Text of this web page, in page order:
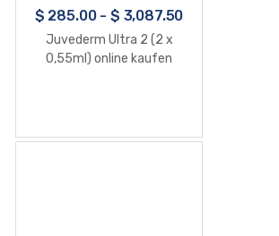
$ 285.00- $ 3,087.50
Juvederm Ultra 2 (2 x
0,55ml) online kaufen